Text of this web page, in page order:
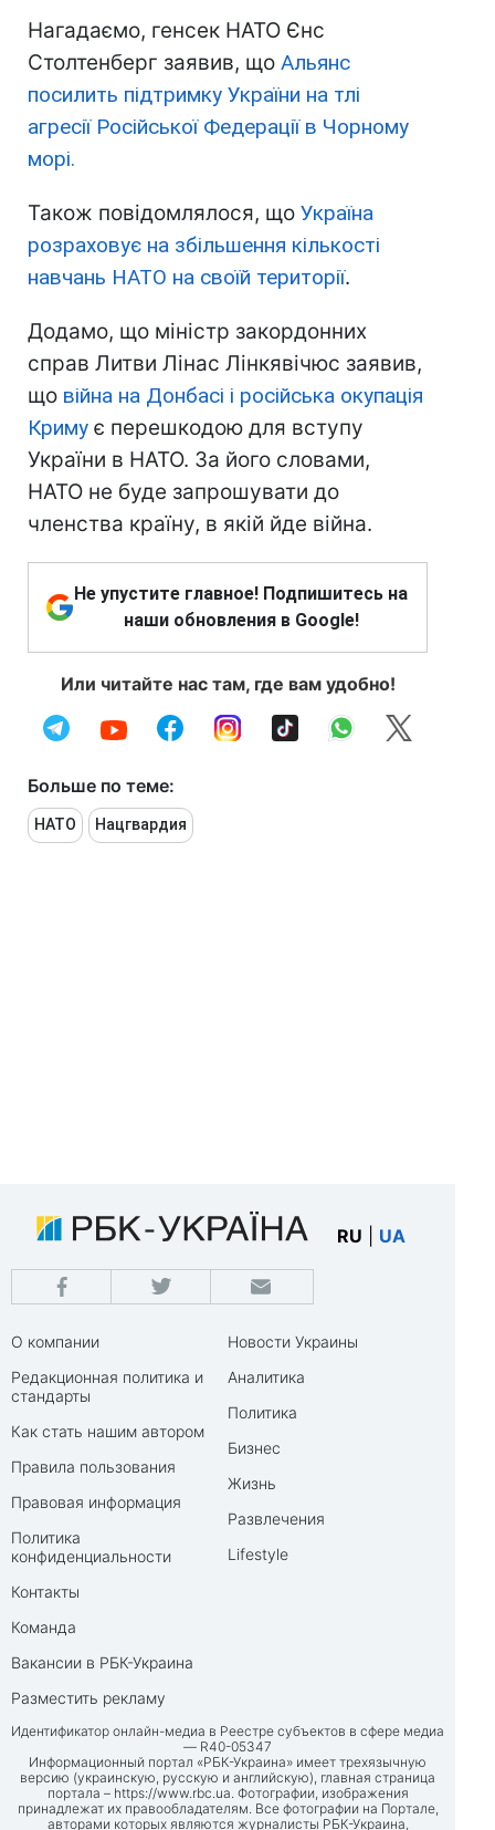
Нагадаємо, генсек НАТО Єнс
Столтенберг заявив, що Альянс
посилить підтримку України на тлі
агресії Російської Федерації в Чорному
морі.
Також повідомлялося, що Україна
розраховує на збільшення кількості
навчань НАТО на своїй території.
Додамо, що міністр закордонних
справ Литви Лінас Лінкявічюс заявив,
що війна на Донбасі і російська окупація
Криму є перешкодою для вступу
України в НАТО. За його словами,
НАТО не буде запрошувати до
членства країну, в якій йде війна.
Не упустите главное! Подпишитесь на
наши обновления в Google!
Или читайте нас там, где вам удобно!
Больше по теме:
НАТО Нацгвардия
RU UA
О компании
Редакционная политика и
стандарты
Как стать нашим автором
Правила пользования
Правовая информация
Политика
конфиденциальности
Контакты
Команда
Вакансии в РБК-Украина
Разместить рекламу
Новости Украины
Аналитика
Политика
Бизнес
Жизнь
Развлечения
Lifestyle
Идентификатор онлайн-медиа в Реестре субъектов в сфере медиа
— R40-05347
Информационный портал «РБК-Украина» имеет трехязычную
версию (украинскую, русскую и английскую), главная страница
портала – https://www.rbc.ua. Фотографии, изображения
принадлежат их правообладателям. Все фотографии на Портале,
авторами которых являются журналисты РБК-Украина,